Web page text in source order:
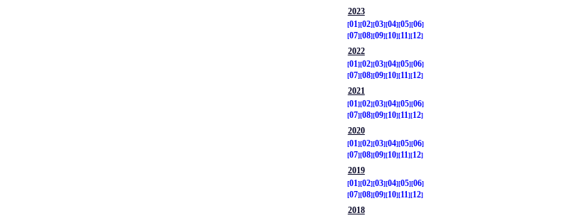
2023
01
02 03 04 05 06
07 08 09 10 11
12
2022
01
02 03 04 05 06
07 08 09 10 11
12
2021
01
02 03 04 05 06
07 08 09 10 11
12
2020
01
02 03 04 05 06
07 08 09 10 11
12
2019
01
02 03 04 05 06
07 08 09 10 11
12
2018